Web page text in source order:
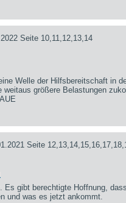
Seite 10,11,12,13,14
Welle der Hilfsbereitschaft in
größere Belastungen
Seite
Es gibt berechtigte Hoffnung,
und was es jetzt ankommt.